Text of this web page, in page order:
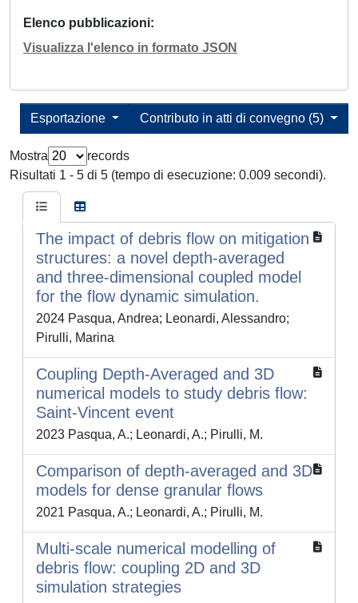
Elenco pubblicazioni
Visualizza l'elenco in formato JSON
Contributo in atti di convegno (5)
Esportazione
Mostra
records
Risultati 1 - 5 di 5 (tempo di esecuzione: 0.009 secondi).
The impact of debris flow on mitigation
structures: a novel depth-averaged
and three-dimensional coupled model
for the flow dynamic simulation.
2024 Pasqua, Andrea; Leonardi, Alessandro;
Pirulli, Marina
Coupling Depth-Averaged and 3D
numerical models to study debris flow:
Saint-Vincent event
2023 Pasqua, A.; Leonardi, A.; Pirulli, M.
Comparison of depth-averaged and 3D
models for dense granular flows
2021 Pasqua, A.; Leonardi, A.; Pirulli, M.
Multi-scale numerical modelling of
debris flow: coupling 2D and 3D
simulation strategies